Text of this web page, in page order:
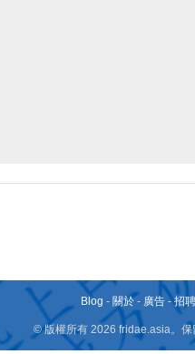
Blog - 關於 - 廣告 -招
© 版權所有 2026 fridae.asia。